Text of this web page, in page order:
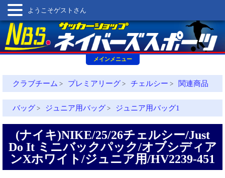
メインメニュー
ようこそゲストさん
クラブチーム > プレミアリーグ > チェルシー > 関連商品
バッグ > ジュニア用バッグ > ジュニア用バッグ1
(ナイキ)NIKE/25/26チェルシー/Just
Do It ミニバックパック/オブシディア
ンXホワイト/ジュニア用/HV2239-451